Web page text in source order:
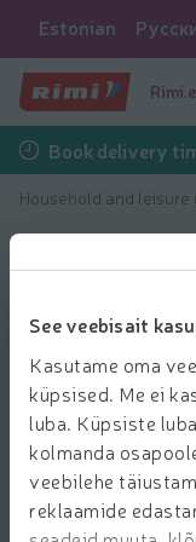
See veebisait
Kasutame oma
küpsised. Me ei
luba. Küpsiste
kolmanda
veebilehe
reklaamide
Estonian
Book delivery
Household and leisure